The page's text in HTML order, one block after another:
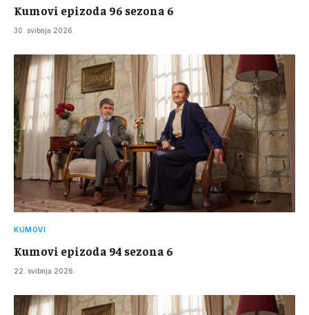
Kumovi epizoda 96 sezona 6
30. svibnja 2026.
KUMOVI
Kumovi epizoda 94 sezona 6
22. svibnja 2026.